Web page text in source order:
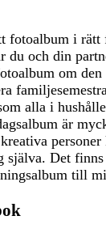
fotoalbum i
och din
om
alla i
är
Det
till